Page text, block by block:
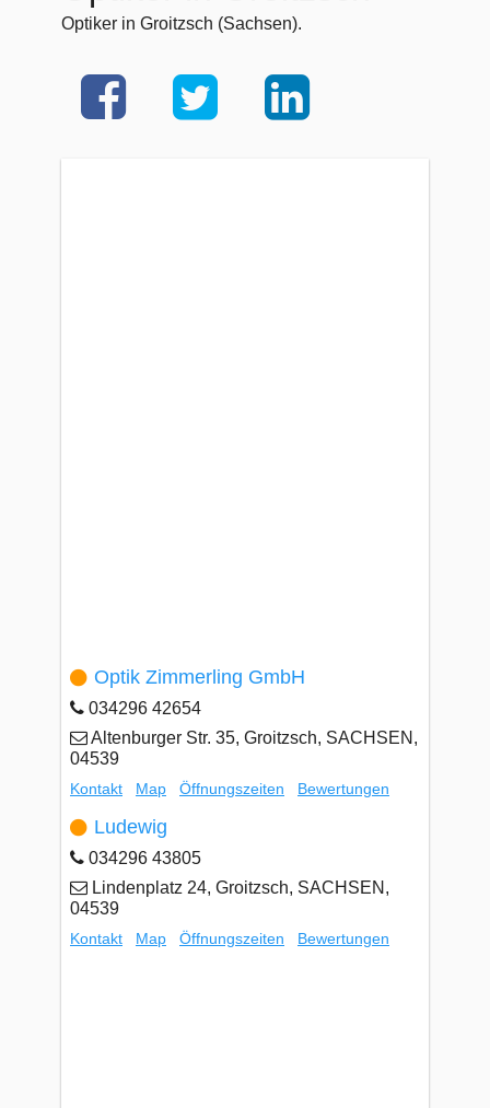
Optiker in Groitzsch (Sachsen).
Optik Zimmerling GmbH
034296 42654
Altenburger Str. 35, Groitzsch, SACHSEN,
04539
Kontakt Map Öffnungszeiten Bewertungen
Ludewig
034296 43805
Lindenplatz 24, Groitzsch, SACHSEN,
04539
Kontakt Map Öffnungszeiten Bewertungen